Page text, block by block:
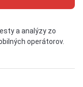
a analýzy zo
operátorov.